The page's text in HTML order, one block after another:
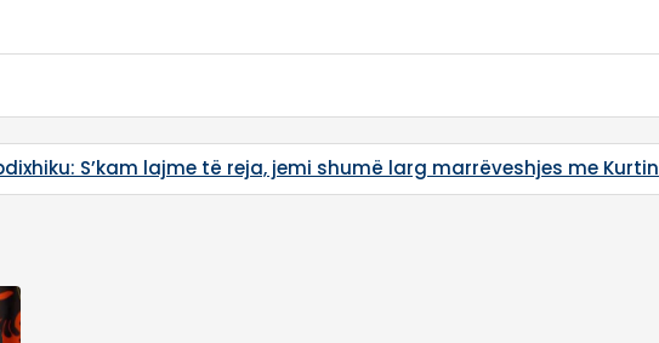
S’kam lajme të reja, jemi shumë larg marrëveshjes me Kurtin